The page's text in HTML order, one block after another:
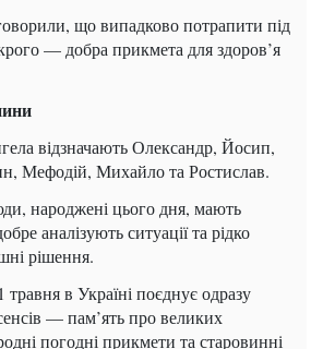
що випадково потрапити під
— добра прикмета для здоров’я
відзначають Олександр, Йосип,
Мефодій, Михайло та Ростислав.
народжені цього дня, мають
аналізують ситуації та рідко
рішення.
в Україні поєднує одразу
— пам’ять про великих
погодні прикмети та старовинні